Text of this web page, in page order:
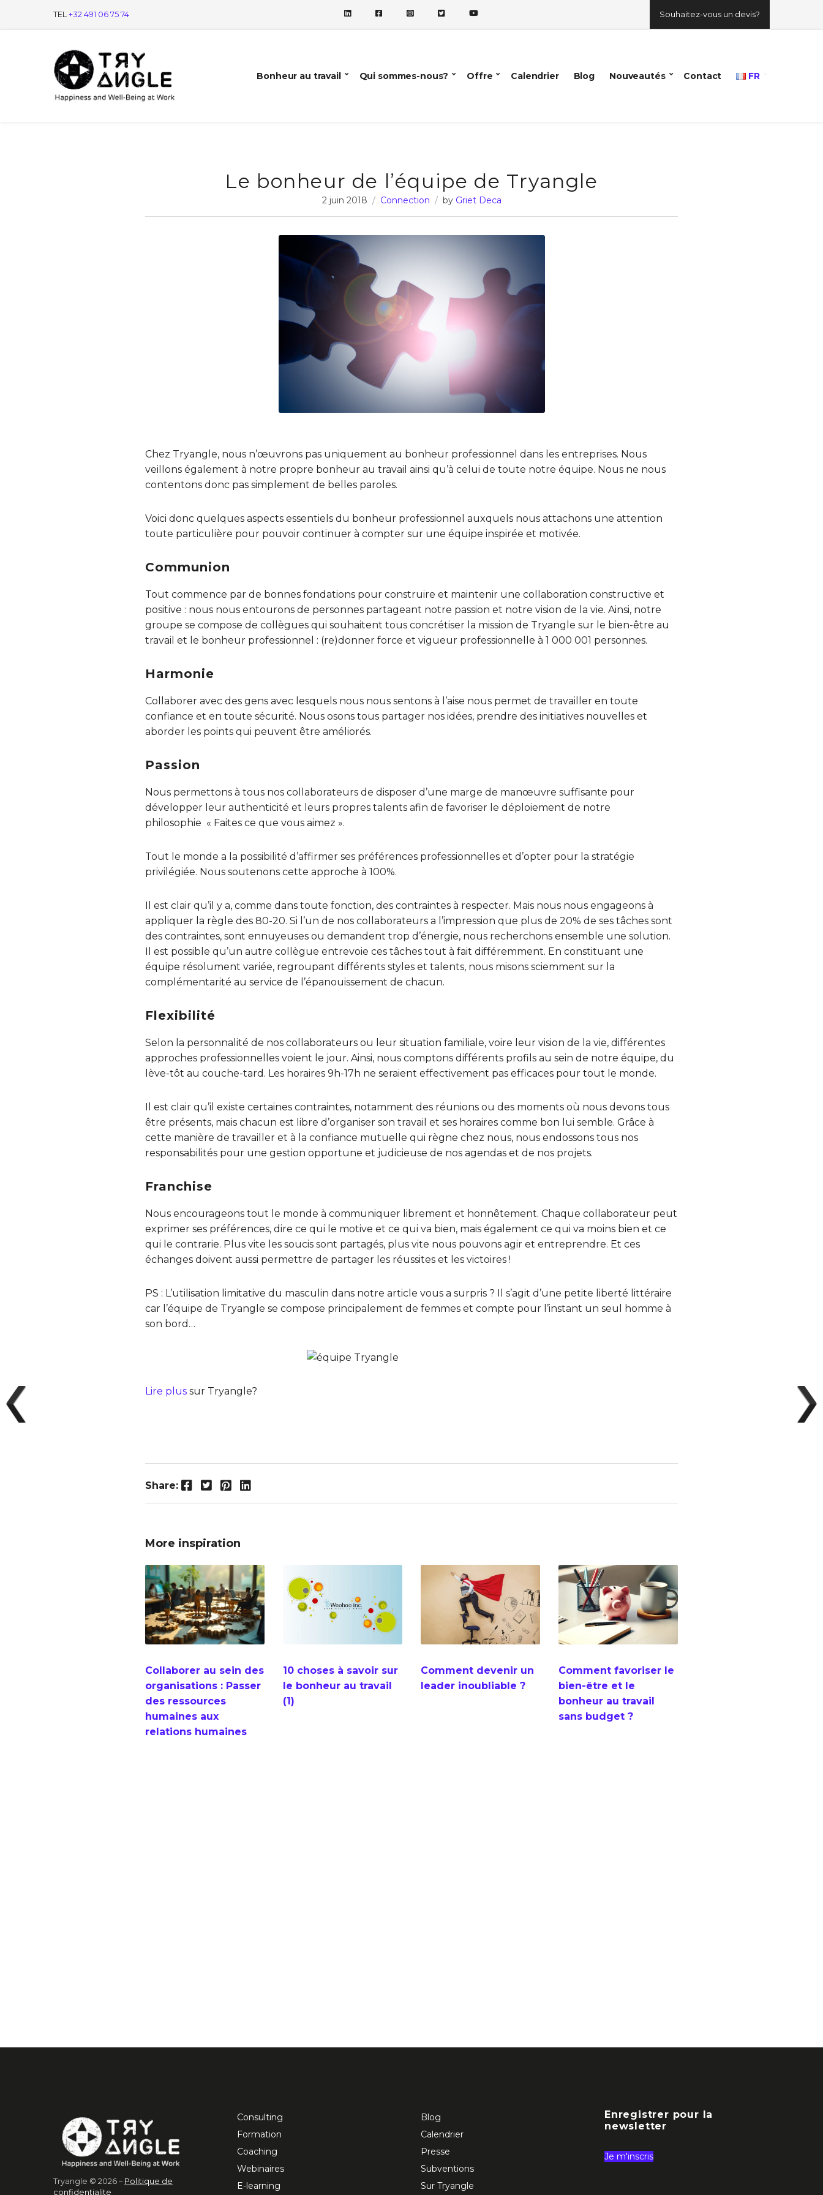
TEL +32 491 06 75 74 Souhaitez-vous un devis?
Bonheur au travail Qui sommes-nous? Offre Calendrier Blog Nouveautés Contact FR
Le bonheur de l’équipe de Tryangle
2 juin 2018 Connection by Griet Deca
Chez Tryangle, nous n’œuvrons pas uniquement au bonheur professionnel dans les entreprises. Nous
veillons également à notre propre bonheur au travail ainsi qu’à celui de toute notre équipe. Nous ne nous
contentons donc pas simplement de belles paroles.
Voici donc quelques aspects essentiels du bonheur professionnel auxquels nous attachons une attention
toute particulière pour pouvoir continuer à compter sur une équipe inspirée et motivée.
Communion
Tout commence par de bonnes fondations pour construire et maintenir une collaboration constructive et
positive : nous nous entourons de personnes partageant notre passion et notre vision de la vie. Ainsi, notre
groupe se compose de collègues qui souhaitent tous concrétiser la mission de Tryangle sur le bien-être au
travail et le bonheur professionnel : (re)donner force et vigueur professionnelle à 1 000 001 personnes.
Harmonie
Collaborer avec des gens avec lesquels nous nous sentons à l’aise nous permet de travailler en toute
confiance et en toute sécurité. Nous osons tous partager nos idées, prendre des initiatives nouvelles et
aborder les points qui peuvent être améliorés.
Passion
Nous permettons à tous nos collaborateurs de disposer d’une marge de manœuvre suffisante pour
développer leur authenticité et leurs propres talents afin de favoriser le déploiement de notre
philosophie « Faites ce que vous aimez ».
Tout le monde a la possibilité d’affirmer ses préférences professionnelles et d’opter pour la stratégie
privilégiée. Nous soutenons cette approche à 100%.
Il est clair qu’il y a, comme dans toute fonction, des contraintes à respecter. Mais nous nous engageons à
appliquer la règle des 80-20. Si l’un de nos collaborateurs a l’impression que plus de 20% de ses tâches sont
des contraintes, sont ennuyeuses ou demandent trop d’énergie, nous recherchons ensemble une solution.
Il est possible qu’un autre collègue entrevoie ces tâches tout à fait différemment. En constituant une
équipe résolument variée, regroupant différents styles et talents, nous misons sciemment sur la
complémentarité au service de l’épanouissement de chacun.
Flexibilité
Selon la personnalité de nos collaborateurs ou leur situation familiale, voire leur vision de la vie, différentes
approches professionnelles voient le jour. Ainsi, nous comptons différents profils au sein de notre équipe, du
lève-tôt au couche-tard. Les horaires 9h-17h ne seraient effectivement pas efficaces pour tout le monde.
Il est clair qu’il existe certaines contraintes, notamment des réunions ou des moments où nous devons tous
être présents, mais chacun est libre d’organiser son travail et ses horaires comme bon lui semble. Grâce à
cette manière de travailler et à la confiance mutuelle qui règne chez nous, nous endossons tous nos
responsabilités pour une gestion opportune et judicieuse de nos agendas et de nos projets.
Franchise
Nous encourageons tout le monde à communiquer librement et honnêtement. Chaque collaborateur peut
exprimer ses préférences, dire ce qui le motive et ce qui va bien, mais également ce qui va moins bien et ce
qui le contrarie. Plus vite les soucis sont partagés, plus vite nous pouvons agir et entreprendre. Et ces
échanges doivent aussi permettre de partager les réussites et les victoires !
PS : L’utilisation limitative du masculin dans notre article vous a surpris ? Il s’agit d’une petite liberté littéraire
car l’équipe de Tryangle se compose principalement de femmes et compte pour l’instant un seul homme à
son bord…
Lire plus sur Tryangle?
Share: Facebook Twitter Pinterest LinkedIn
More inspiration
Collaborer au sein des
organisations : Passer
des ressources
humaines aux
relations humaines
10 choses à savoir sur
le bonheur au travail
(1)
Comment devenir un
leader inoubliable ?
Comment favoriser le
bien-être et le
bonheur au travail
sans budget ?
Tryangle © 2026 – Politique de
confidentialite
Consulting
Formation
Coaching
Webinaires
E-learning
Blog
Calendrier
Presse
Subventions
Sur Tryangle
Enregistrer pour la
newsletter
Je m'inscris